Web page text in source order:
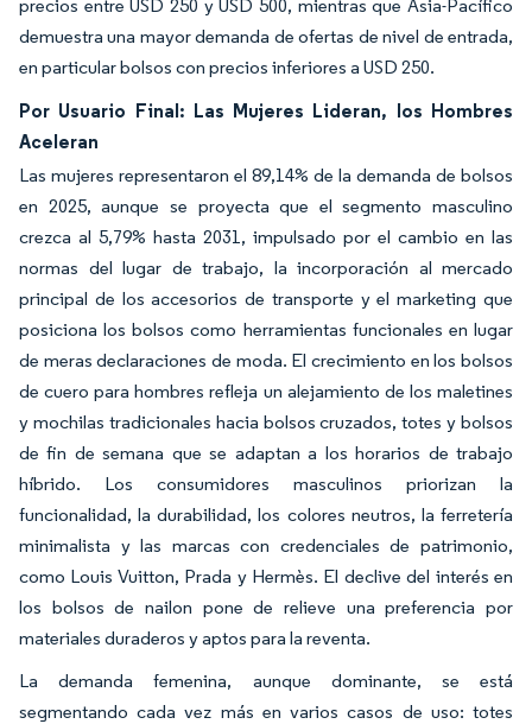
precios entre USD 250 y USD 500, mientras que Asia-Pacífico
demuestra una mayor demanda de ofertas de nivel de entrada,
en particular bolsos con precios inferiores a USD 250.
Por Usuario Final: Las Mujeres Lideran, los Hombres
Aceleran
Las mujeres representaron el 89,14% de la demanda de bolsos
en 2025, aunque se proyecta que el segmento masculino
crezca al 5,79% hasta 2031, impulsado por el cambio en las
normas del lugar de trabajo, la incorporación al mercado
principal de los accesorios de transporte y el marketing que
posiciona los bolsos como herramientas funcionales en lugar
de meras declaraciones de moda. El crecimiento en los bolsos
de cuero para hombres refleja un alejamiento de los maletines
y mochilas tradicionales hacia bolsos cruzados, totes y bolsos
de fin de semana que se adaptan a los horarios de trabajo
híbrido. Los consumidores masculinos priorizan la
funcionalidad, la durabilidad, los colores neutros, la ferretería
minimalista y las marcas con credenciales de patrimonio,
como Louis Vuitton, Prada y Hermès. El declive del interés en
los bolsos de nailon pone de relieve una preferencia por
materiales duraderos y aptos para la reventa.
La demanda femenina, aunque dominante, se está
segmentando cada vez más en varios casos de uso: totes